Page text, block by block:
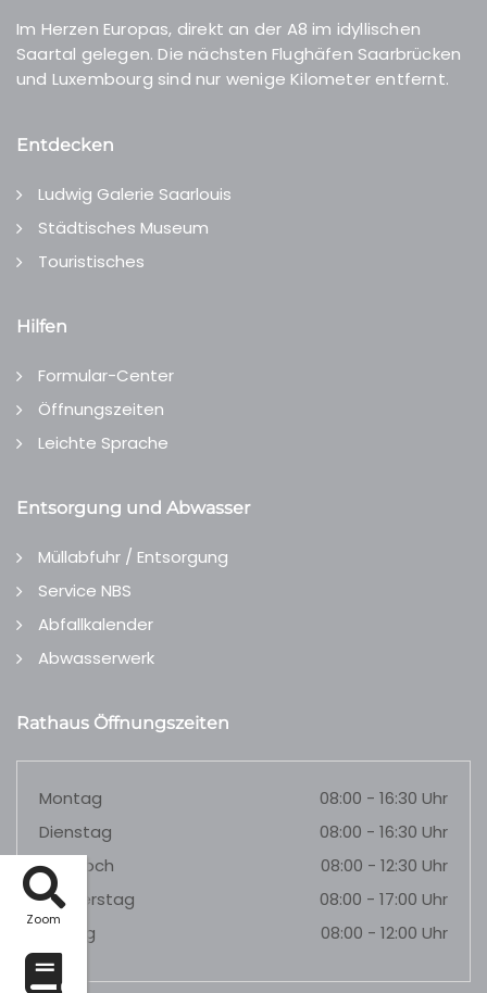
Zoom
Im Herzen Europas, direkt an der A8 im idyllischen
Saartal gelegen. Die nächsten Flughäfen Saarbrücken
und Luxembourg sind nur wenige Kilometer entfernt.
Entdecken
Ludwig Galerie Saarlouis
Städtisches Museum
Touristisches
Hilfen
Formular-Center
Öffnungszeiten
Leichte Sprache
Entsorgung und Abwasser
Müllabfuhr / Entsorgung
Service NBS
Abfallkalender
Abwasserwerk
Rathaus Öffnungszeiten
Montag
08:00 - 16:30 Uhr
Dienstag
08:00 - 16:30 Uhr
Mittwoch
08:00 - 12:30 Uhr
Donnerstag
08:00 - 17:00 Uhr
Freitag
08:00 - 12:00 Uhr